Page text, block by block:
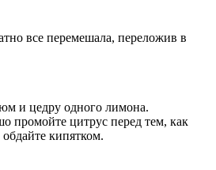
все перемешала, переложив в
и цедру одного лимона.
промойте цитрус перед тем, как
кипятком.